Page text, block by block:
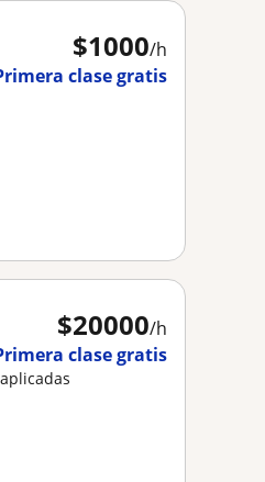
$1000/h
clase gratis
$20000/h
clase gratis